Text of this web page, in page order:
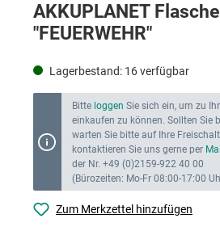
AKKUPLANET
"FEUERWEHR"
Lagerbestand: 16verfügbar
Bitte loggen Sie sich ein, um zu
einkaufen zu können. Sollten Sie
warten Sie bitte auf Ihre
kontaktieren Sie uns gerne per
der Nr. +49 (0)2159-922 40 00
(Bürozeiten: Mo-Fr 08:00-17:00
Zum Merkzettel hinzufügen